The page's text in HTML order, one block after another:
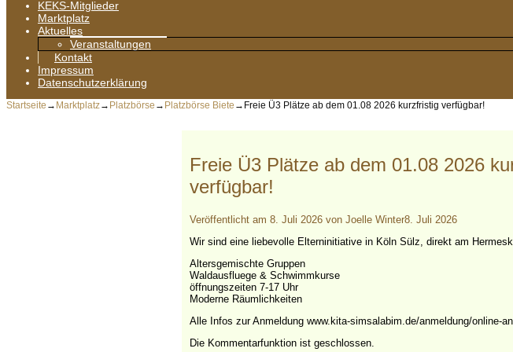
KEKS-Mitglieder
Marktplatz
Aktuelles
Veranstaltungen
Kontakt
Impressum
Datenschutzerklärung
Startseite → Marktplatz→ Platzbörse → Platzbörse Biete → Freie Ü3 Plätze ab dem 01.08 2026 kurzfristig verfügbar!
Freie Ü3 Plätze ab dem 01.08 2026
verfügbar!
Veröffentlicht am 8. Juli 2026 von Joelle Winter8. Juli 2026
Wir sind eine liebevolle Elterninitiative in Köln Sülz, direkt am
Altersgemischte Gruppen
Waldausfluege & Schwimmkurse
öffnungszeiten 7-17 Uhr
Moderne Räumlichkeiten
Alle Infos zur Anmeldung www.kita-simsalabim.de/anmeldung/online-
Die Kommentarfunktion ist geschlossen.